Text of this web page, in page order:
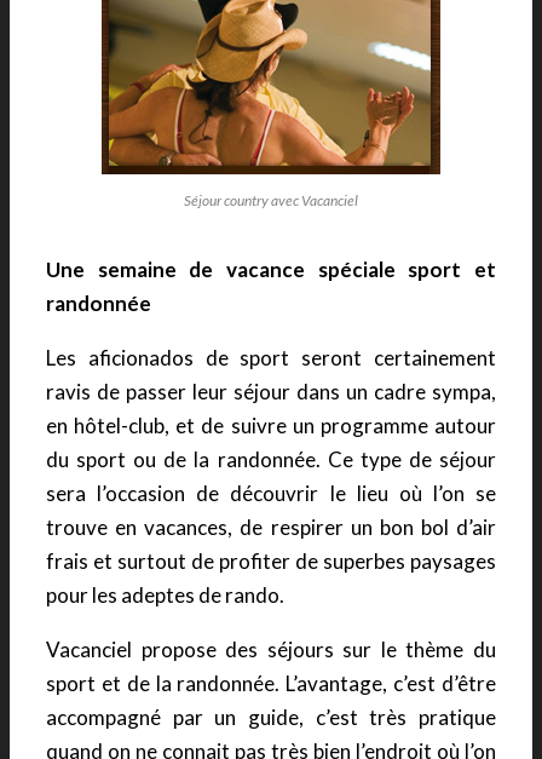
Séjour country avec Vacanciel
Une semaine de vacance spéciale sport et
randonnée
Les aficionados de sport seront certainement
ravis de passer leur séjour dans un cadre sympa,
en hôtel-club, et de suivre un programme autour
du sport ou de la randonnée. Ce type de séjour
sera l’occasion de découvrir le lieu où l’on se
trouve en vacances, de respirer un bon bol d’air
frais et surtout de profiter de superbes paysages
pour les adeptes de rando.
Vacanciel propose des séjours sur le thème du
sport et de la randonnée. L’avantage, c’est d’être
accompagné par un guide, c’est très pratique
quand on ne connait pas très bien l’endroit où l’on